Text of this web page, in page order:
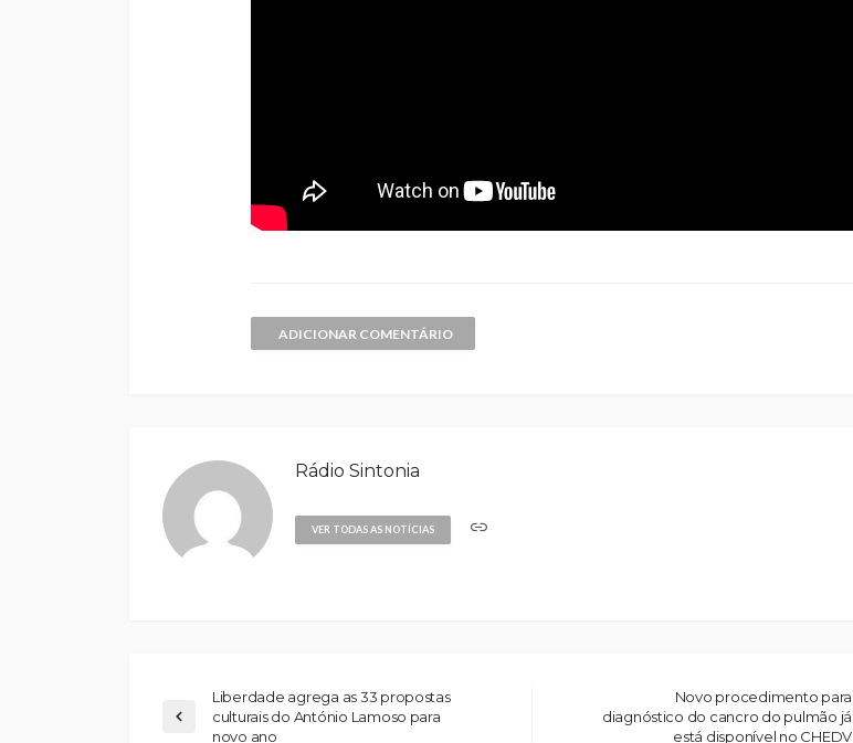
ADICIONAR COMENTÁRIO
Rádio Sintonia
VER TODAS AS NOTÍCIAS
Liberdade agrega as 33 propostas
culturais do António Lamoso para
novo ano
Novo procedimento para
diagnóstico do cancro do pulmão já
está disponível no CHEDV